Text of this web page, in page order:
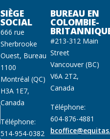
SIÈGE
SOCIAL
666 rue
Sherbrooke
Ouest, Bureau
1100
Montréal (QC)
H3A 1E7,
Canada
Téléphone:
514-954-0382
BUREAU EN
COLOMBIE-
#213-312 Main
Street
Vancouver (BC)
V6A 2T2,
Canada
Téléphone:
604-876-4881